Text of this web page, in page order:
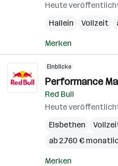
Heute
Hallein
Vollzeit
Merken
Einblicke
Performance
Red Bull
Heute
Elsbethen
ab 2.760 €
Merken